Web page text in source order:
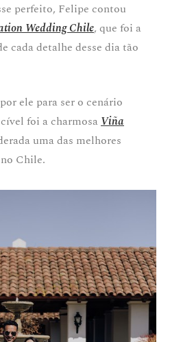
perfeito, Felipe contou
Wedding Chile, que foi a
cada detalhe desse dia tão
ele para ser o cenário
foi a charmosaViña
uma das melhores
Chile.